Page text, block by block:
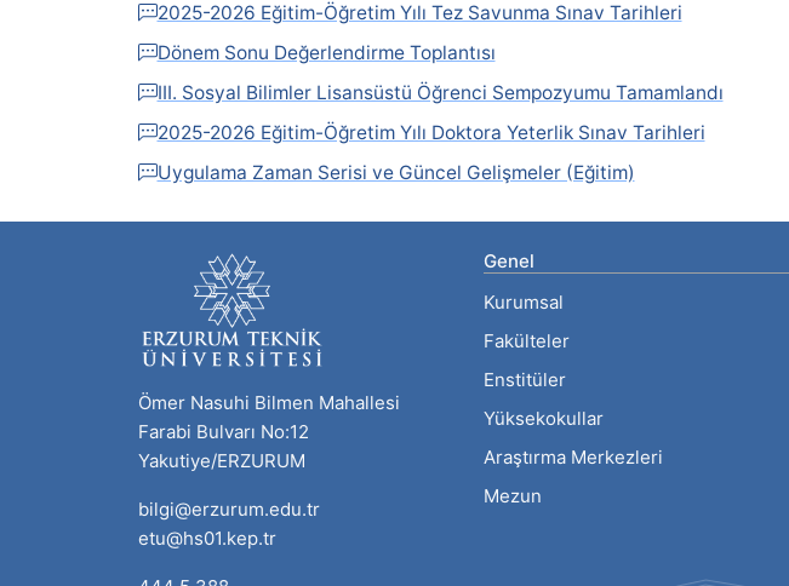
2025-2026 Eğitim-Öğretim Yılı Tez Savunma Sınav Tarihleri
Dönem Sonu Değerlendirme Toplantısı
III. Sosyal Bilimler Lisansüstü Öğrenci Sempozyumu Tamamlandı
2025-2026 Eğitim-Öğretim Yılı Doktora Yeterlik Sınav Tarihleri
Uygulama Zaman Serisi ve Güncel Gelişmeler (Eğitim)
Ömer Nasuhi Bilmen Mahallesi
Farabi Bulvarı No:12
Yakutiye/ERZURUM
bilgi@erzurum.edu.tr
etu@hs01.kep.tr
Genel
Kurumsal
Fakülteler
Enstitüler
Yüksekokullar
Araştırma Merkezleri
Mezun